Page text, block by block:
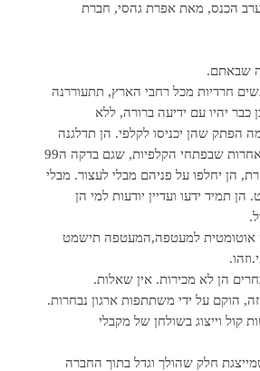
הכנס, מאת אפרת גהסי, חברת
שבאתם.
חרדיות מכל רחבי הארץ, תתעוררנה
כבר יהיו עם ידיעה ברורה, ללא
הפתק שהן יכניסו לקלפי. הן תדלגנה
על נציגי המפלגות האחרות שבפתחי הקלפיות, שגם בדקה ה99
הן יחלפו על פניהם מבלי לעצור. מבלי
תמיד ידעו ועדיין יודעות למי הן
אוטומטית למעטפה,המעטפה תישמט
הן לא מכירות. אין שאלות.
הוקם על ידי משתתפות ארגון נבחרות.
קול וייצוג בשולחן של מקבלי
חלק שהולך וגדל בתוך החברה